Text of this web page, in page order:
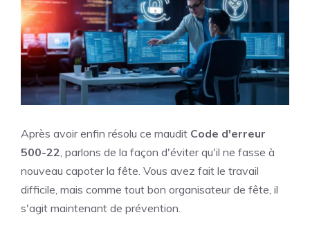
Après avoir enfin résolu ce maudit Code d'erreur
500-22 , parlons de la façon d'éviter qu'il ne fasse à
nouveau capoter la fête. Vous avez fait le travail
difficile, mais comme tout bon organisateur de fête, il
s'agit maintenant de prévention.